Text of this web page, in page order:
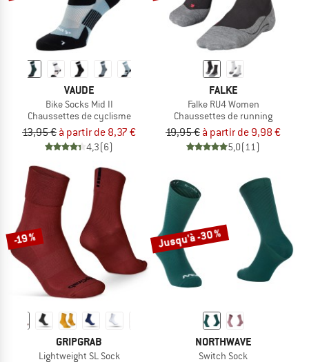
VAUDE
Bike Socks Mid II
Chaussettes de cyclisme
13,95 € à partir de 8,37 €
4,3(6)
FALKE
Falke RU4 Women
Chaussettes de running
19,95 € à partir de 9,98 €
5,0(11)
-19 %
GRIPGRAB
Lightweight SL Sock
Jusqu'à -30 %
NORTHWAVE
Switch Sock